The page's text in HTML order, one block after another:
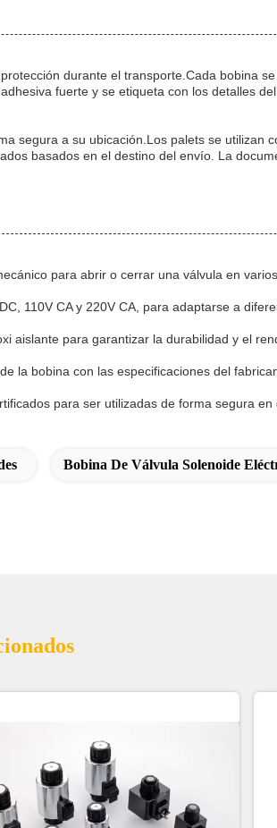
durante el transporte.Cada bobina
fuerte y se etiqueta con los detalles
segura a su ubicación.Los palets se utilizan
basados en el destino del envío. La
para abrir o cerrar una válvula en
110V CA y 220V CA, para adaptarse a
aislante para garantizar la durabilidad y el
la bobina con las especificaciones del
para ser utilizadas de forma segura
Bobina De Válvula Solenoide